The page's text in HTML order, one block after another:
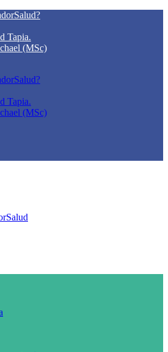
Tapia.
(MSc)
Tapia.
(MSc)